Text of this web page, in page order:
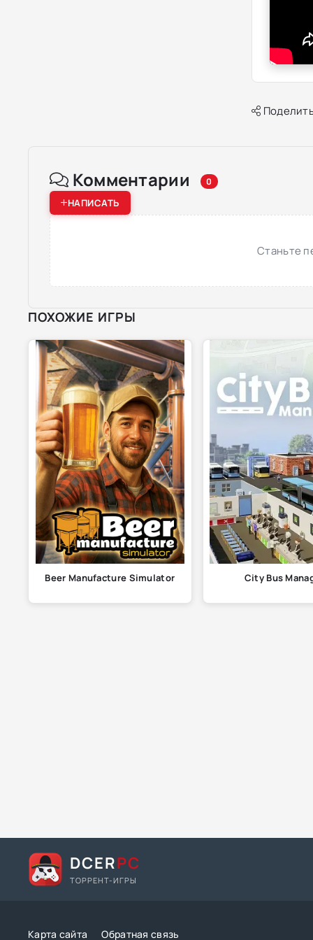
Комментарии 0
НАПИСАТЬ
Станьте
ПОХОЖИЕ ИГРЫ
Beer Manufacture Simulator City Bus
DCERPC
ТОРРЕНТ-ИГРЫ
Карта сайта Обратная связь